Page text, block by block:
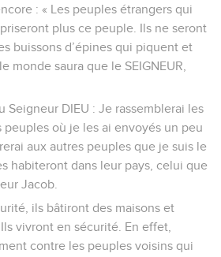
: « Les peuples étrangers qui
plus ce peuple. Ils ne seront
buissons d’épines qui piquent et
monde saura que le SEIGNEUR,
Seigneur DIEU : Je rassemblerai les
peuples où je les ai envoyés un peu
aux autres peuples que je suis le
habiteront dans leur pays, celui que
Jacob.
ils bâtiront des maisons et
vivront en sécurité. En effet,
contre les peuples voisins qui